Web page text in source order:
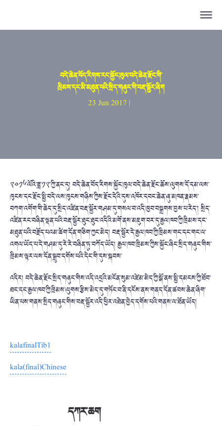
བདེ་ཆེན་བོད་རིགས་རང་སྐྱོང་ཁུལ་བདེ་ཆེན་རྫོང་གི་
ཁྲིམས་དང་མི་མཐུན་པའི་སྲིད་གཞུང་གི་བརྡ་སྦྱོར་ཞིག
23 Jun 2017 |
༢༠༡༦ལོའི་ཟླ་༡༢་ཀྱི་ནང་དུ། བདེ་ཆེན་བོད་རིགས་སྐྱོང་ཁུལ་བདེ་ཆེན་རྫོང་ཆོས་ལུགས་དོ་དམ་ལས་
ཁུངས་དང་རྫོང་སྤྱི་བདེ་ལས་ཁུངས་གཉིས་ཀྱིས་རྫོང་དེའི་དུས་འཁོར་དབང་ཆེན་ཞུ་མཁན་རྣམས་
བཀག་འགོག་གི་ཆེད་དུ་སྲིད་འཛིན་བརྡ་སྦྱོར་གཤམ་དུ་གསལ་བ་འདི་ཁྱབ་བསྒྲགས་བྱས་པ་རེད་། སྲིད་
འཛིན་རང་བཞིན་ལྡན་པའི་བརྡ་སྦྱོར་ཐུང་ཐུང་འདིའི་མགོ་ནས་མཇུག་བར་དུ་རྒྱལ་ཁབ་ཀྱི་ཁྲིམས་དང་
མཐུན་པའི་བརྗོད་པའམ་ཚིག་དོན་གཅིག་ཀྱང་མེད། བརྡ་སྦྱོར་དེ་རྒྱལ་ཁབ་ཀྱི་ཁྲིམས་གང་དང་གང་ལ་
འགལ་ཡོད་པ་དེ་གཤམ་དུ་རེ་རེ་བཞིན་ཏུ་བཀོད་ཡོད། རྒྱལ་ཁབ་ཁྲིམས་ཀྱིས་སྐྱོང་ཞིང་སྲིད་གཞུང་གིས་
ཁྲིམས་ལྟར་ལས་དོན་སྒྲུབ་དགོས་པའི་དེང་གི་དུས་སྐབས་
འདིར། བདེ་ཆེན་རྫོང་སྲིད་གཞུང་གིས་འདི་འདྲའི་མངོན་སུམ་འཛེམ་མེད་ཀྱི་སྒོ་ནས་སྤྱི་དམངས་ཀྱི་ཐོབ་
ཐང་དང་རྒྱལ་ཁབ་ཀྱི་ཁྲིམས་ལུགས་རྩིས་མེད་དུ་གཏོང་བ་ནི་དངོས་ནས་གནད་དོན་ཚབས་ཆེན་ཞིག་
ཡིན་པས་གནས་སྲིད་གཞུང་གིས་བརྡ་སྦྱོར་འདི་ཕྱིར་འཐེན་བྱེད་དགོས་པའི་གནས་ལ་ཐོན་ཡོད།
kalafinalTib1
kala(final)Chinese
དཀར་ཆག